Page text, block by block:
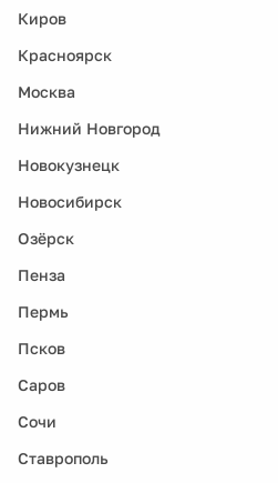
Киров
Красноярск
Москва
Нижний Новгород
Новокузнецк
Новосибирск
Озёрск
Пенза
Пермь
Псков
Саров
Сочи
Ставрополь